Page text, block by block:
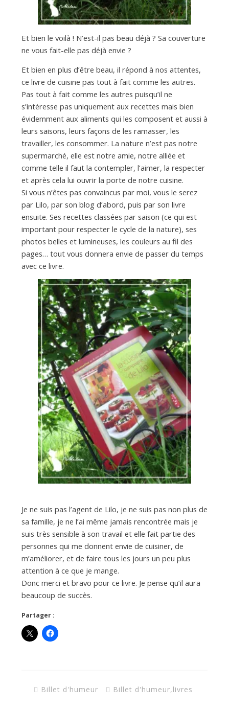
Et bien le voilà ! N’est-il pas beau déjà ? Sa couverture
ne vous fait-elle pas déjà envie ?
Et bien en plus d’être beau, il répond à nos attentes,
ce livre de cuisine pas tout à fait comme les autres.
Pas tout à fait comme les autres puisqu’il ne
s’intéresse pas uniquement aux recettes mais bien
évidemment aux aliments qui les composent et aussi à
leurs saisons, leurs façons de les ramasser, les
travailler, les consommer. La nature n’est pas notre
supermarché, elle est notre amie, notre alliée et
comme telle il faut la contempler, l’aimer, la respecter
et après cela lui ouvrir la porte de notre cuisine.
Si vous n’êtes pas convaincus par moi, vous le serez
par Lilo, par son blog d’abord, puis par son livre
ensuite. Ses recettes classées par saison (ce qui est
important pour respecter le cycle de la nature), ses
photos belles et lumineuses, les couleurs au fil des
pages… tout vous donnera envie de passer du temps
avec ce livre.
Je ne suis pas l’agent de Lilo, je ne suis pas non plus de
sa famille, je ne l’ai même jamais rencontrée mais je
suis très sensible à son travail et elle fait partie des
personnes qui me donnent envie de cuisiner, de
m’améliorer, et de faire tous les jours un peu plus
attention à ce que je mange.
Donc merci et bravo pour ce livre. Je pense qu’il aura
beaucoup de succès.
Partager :
Billet d'humeur Billet d'humeur,livres